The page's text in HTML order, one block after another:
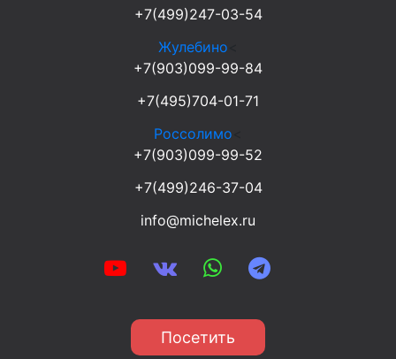
+7(499)247-03-54
Жулебино
+7(903)099-99-84
+7(495)704-01-71
Россолимо
+7(903)099-99-52
+7(499)246-37-04
info@michelex.ru
Посетить